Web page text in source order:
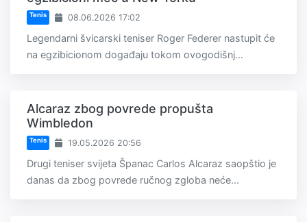
Tenis 08.06.2026 17:02
Legendarni švicarski teniser Roger Federer nastupit će
na egzibicionom događaju tokom ovogodišnj...
Alcaraz zbog povrede propušta
Wimbledon
Tenis 19.05.2026 20:56
Drugi teniser svijeta Španac Carlos Alcaraz saopštio je
danas da zbog povrede ručnog zgloba neće...